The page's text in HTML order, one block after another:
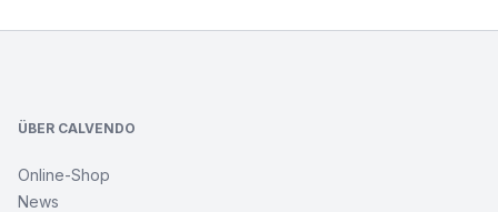
ÜBER CALVENDO
Online-Shop
News